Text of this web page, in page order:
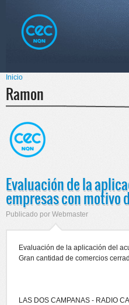
principal
Menú principal
Se encuentra usted aquí
Inicio
Ramon
Evaluación de la
empresas con motivo
Publicado por Webmaster
Evaluación de la aplicación del
Gran cantidad de comercios
LAS DOS CAMPANAS - RADIO